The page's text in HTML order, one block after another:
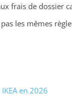
frais de dossier
les mêmes
en 2026